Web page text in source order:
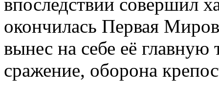
окончилась Первая
вынес на себе её
сражение, оборона